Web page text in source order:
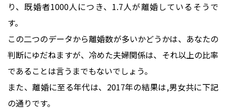
り、既婚者1000人につき、1.7人が離婚しているそうで
す。
この二つのデータから離婚数が多いかどうかは、あなたの
判断にゆだねますが、冷めた夫婦関係は、それ以上の比率
であることは言うまでもないでしょう。
また、離婚に至る年代は、2017年の結果は,男女共に下記
の通りです。